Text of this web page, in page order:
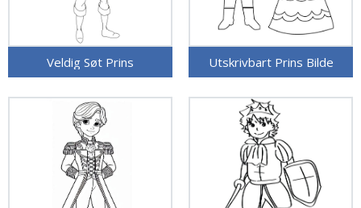
Veldig Søt Prins Utskrivbart Prins Bilde